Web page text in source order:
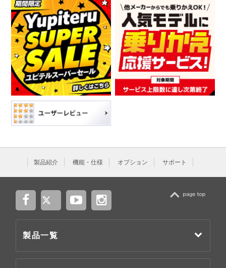
製品紹介 機能・仕様 オプション サポート
製品一覧